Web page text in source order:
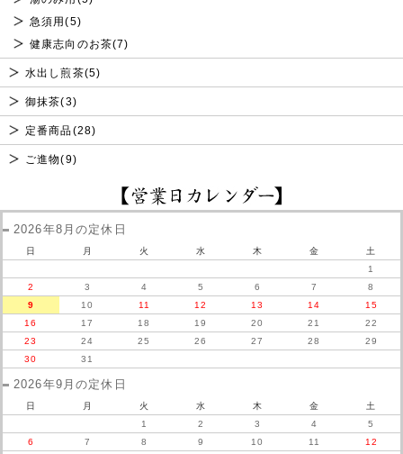
急須用(5)
健康志向のお茶(7)
水出し煎茶(5)
御抹茶(3)
定番商品(28)
ご進物(9)
2026年8月の定休日
日 月 火 水 木 金
土
1
2
3 4 5 6 7
8
9
10 11 12 13 14
15
16
17 18 19 20 21
22
23
24 25 26 27 28
29
30
31
2026年9月の定休日
日 月 火 水 木 金
土
1
2 3 4
5
6
7 8 9 10 11
12